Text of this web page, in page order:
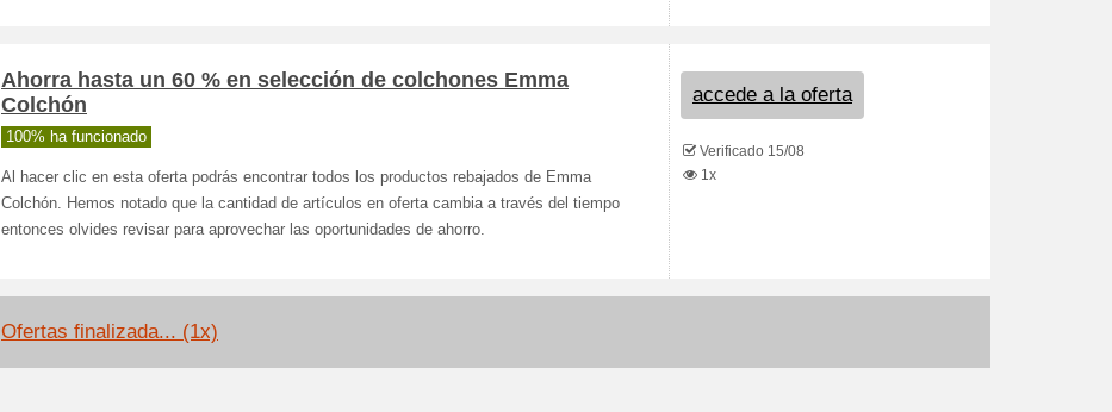
Ahorra hasta un 60 % en selección de colchones Emma
Colchón
100% ha funcionado
Al hacer clic en esta oferta podrás encontrar todos los productos rebajados de Emma
Colchón. Hemos notado que la cantidad de artículos en oferta cambia a través del tiempo
entonces olvides revisar para aprovechar las oportunidades de ahorro.
accede a la oferta
Verificado 15/08
1x
Ofertas finalizada... (1x)